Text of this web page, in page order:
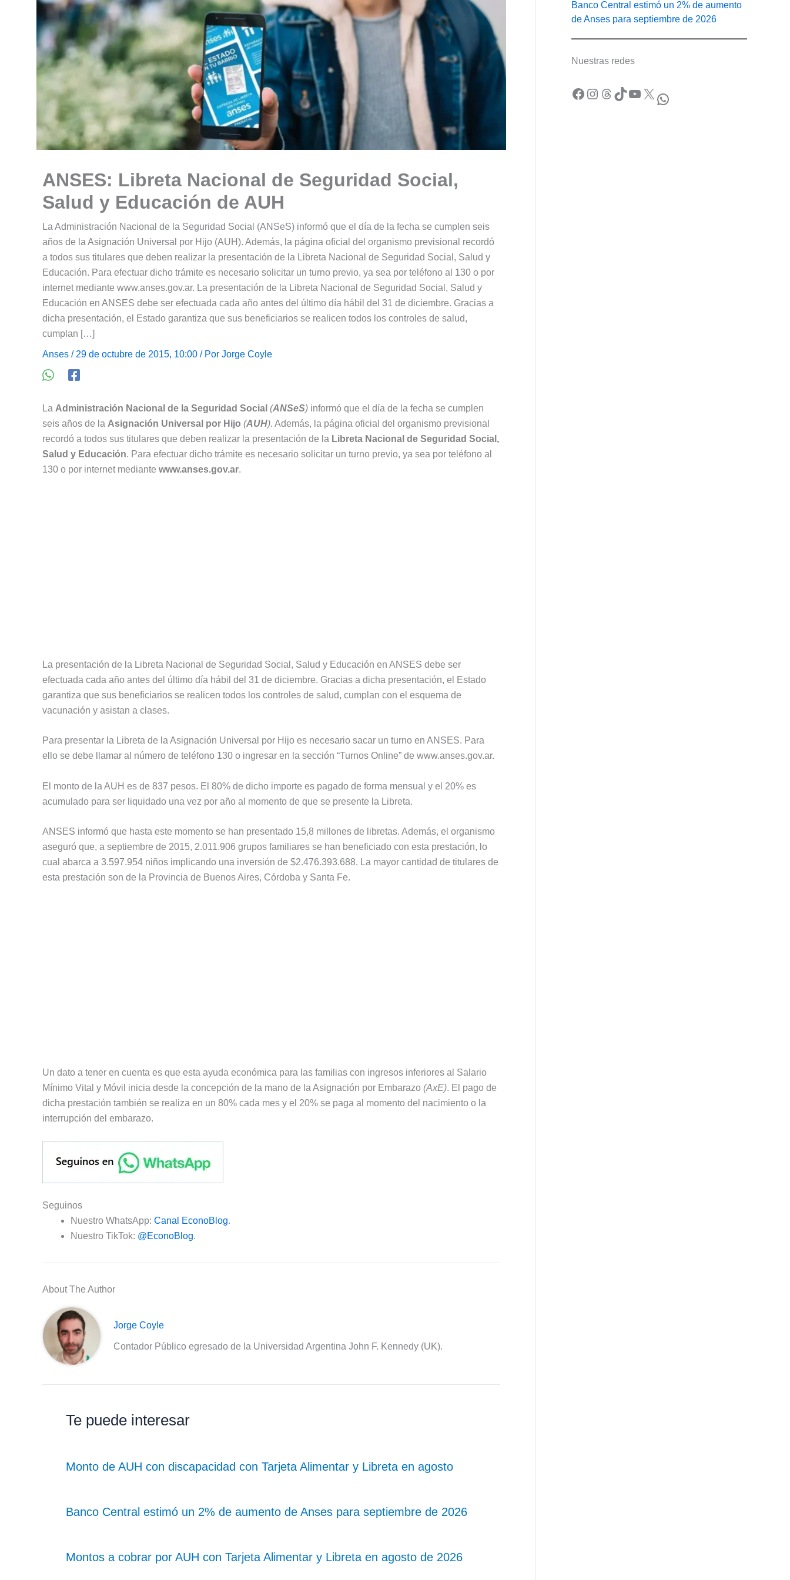
ANSES: Libreta Nacional de Seguridad Social,
Salud y Educación de AUH
La Administración Nacional de la Seguridad Social (ANSeS) informó que el día de la fecha se cumplen seis
años de la Asignación Universal por Hijo (AUH). Además, la página oficial del organismo previsional recordó
a todos sus titulares que deben realizar la presentación de la Libreta Nacional de Seguridad Social, Salud y
Educación. Para efectuar dicho trámite es necesario solicitar un turno previo, ya sea por teléfono al 130 o por
internet mediante www.anses.gov.ar. La presentación de la Libreta Nacional de Seguridad Social, Salud y
Educación en ANSES debe ser efectuada cada año antes del último día hábil del 31 de diciembre. Gracias a
dicha presentación, el Estado garantiza que sus beneficiarios se realicen todos los controles de salud,
cumplan […]
Anses / 29 de octubre de 2015, 10:00 / Por Jorge Coyle
La Administración Nacional de la Seguridad Social (ANSeS) informó que el día de la fecha se cumplen
seis años de la Asignación Universal por Hijo (AUH). Además, la página oficial del organismo previsional
recordó a todos sus titulares que deben realizar la presentación de la Libreta Nacional de Seguridad Social,
Salud y Educación. Para efectuar dicho trámite es necesario solicitar un turno previo, ya sea por teléfono al
130 o por internet mediante www.anses.gov.ar.
La presentación de la Libreta Nacional de Seguridad Social, Salud y Educación en ANSES debe ser
efectuada cada año antes del último día hábil del 31 de diciembre. Gracias a dicha presentación, el Estado
garantiza que sus beneficiarios se realicen todos los controles de salud, cumplan con el esquema de
vacunación y asistan a clases.
Para presentar la Libreta de la Asignación Universal por Hijo es necesario sacar un turno en ANSES. Para
ello se debe llamar al número de teléfono 130 o ingresar en la sección “Turnos Online” de www.anses.gov.ar.
El monto de la AUH es de 837 pesos. El 80% de dicho importe es pagado de forma mensual y el 20% es
acumulado para ser liquidado una vez por año al momento de que se presente la Libreta.
ANSES informó que hasta este momento se han presentado 15,8 millones de libretas. Además, el organismo
aseguró que, a septiembre de 2015, 2.011.906 grupos familiares se han beneficiado con esta prestación, lo
cual abarca a 3.597.954 niños implicando una inversión de $2.476.393.688. La mayor cantidad de titulares de
esta prestación son de la Provincia de Buenos Aires, Córdoba y Santa Fe.
Un dato a tener en cuenta es que esta ayuda económica para las familias con ingresos inferiores al Salario
Mínimo Vital y Móvil inicia desde la concepción de la mano de la Asignación por Embarazo (AxE). El pago de
dicha prestación también se realiza en un 80% cada mes y el 20% se paga al momento del nacimiento o la
interrupción del embarazo.
Seguinos
Nuestro WhatsApp: Canal EconoBlog.
Nuestro TikTok: @EconoBlog.
About The Author
Jorge Coyle
Contador Público egresado de la Universidad Argentina John F. Kennedy (UK).
Te puede interesar
Monto de AUH con discapacidad con Tarjeta Alimentar y Libreta en agosto
Banco Central estimó un 2% de aumento de Anses para septiembre de 2026
Montos a cobrar por AUH con Tarjeta Alimentar y Libreta en agosto de 2026
Banco Central estimó un 2% de aumento
de Anses para septiembre de 2026
Nuestras redes
Facebook Instagram Threads TikTok YouTube X WhatsApp